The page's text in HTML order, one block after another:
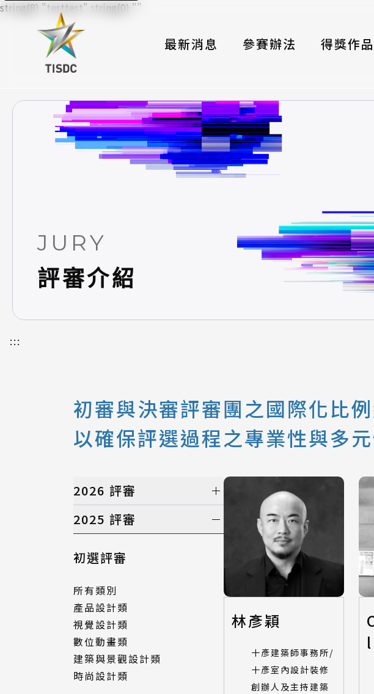
最新消息 參賽辦法
國際夥伴
時程與類別
報名格式
簡章與年鑑
常見問題
得獎作品
string(8) "testtest" string(0) ""
JURY
評審介紹
:::
初審與決審評審團之國際化比
以確保評選過程之專業性與多元
2026 評審
初選評審
所有類別
產品設計類
視覺設計類
數位動畫類
建築與景觀設計類
時尚設計類
決選評審
2025 評審
初選評審
所有類別
產品設計類
視覺設計類
數位動畫類
建築與景觀設計類
時尚設計類
林彥穎
十彥建築師事務所/
十彥室內設計裝修
創辦人及主持建築